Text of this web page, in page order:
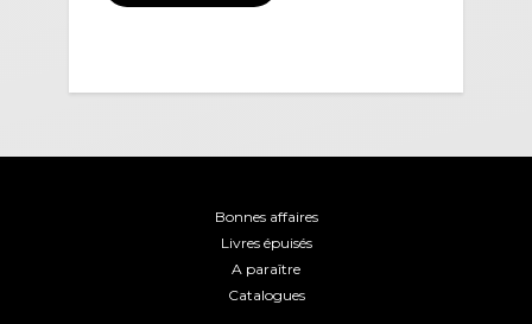
Bonnes affaires
Livres épuisés
A paraître
Catalogues